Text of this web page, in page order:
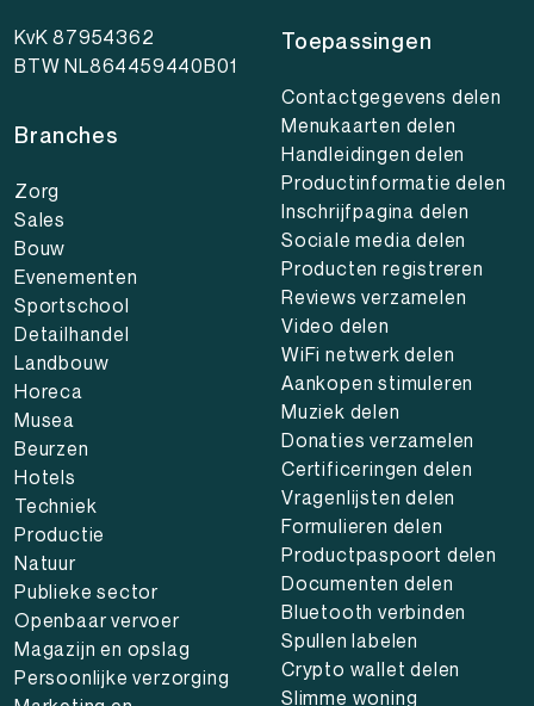
KvK 87954362
BTW NL864459440B01
Branches
Zorg
Sales
Bouw
Evenementen
Sportschool
Detailhandel
Landbouw
Horeca
Musea
Beurzen
Hotels
Techniek
Productie
Natuur
Publieke sector
Openbaar vervoer
Magazijn en opslag
Persoonlijke verzorging
Toepassingen
Contactgegevens delen
Menukaarten delen
Handleidingen delen
Productinformatie delen
Inschrijfpagina delen
Sociale media delen
Producten registreren
Reviews verzamelen
Video delen
WiFi netwerk delen
Aankopen stimuleren
Muziek delen
Donaties verzamelen
Certificeringen delen
Vragenlijsten delen
Formulieren delen
Productpaspoort delen
Documenten delen
Bluetooth verbinden
Spullen labelen
Crypto wallet delen
Slimme woning